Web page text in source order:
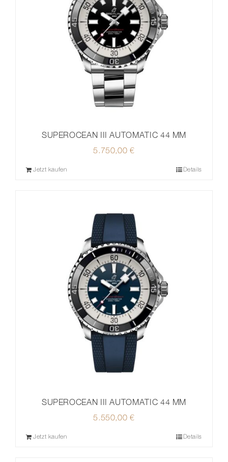
SUPEROCEAN III AUTOMATIC 44 MM
5.750,00€
Jetzt kaufen Details
SUPEROCEAN III AUTOMATIC 44 MM
5.550,00€
Jetzt kaufen Details